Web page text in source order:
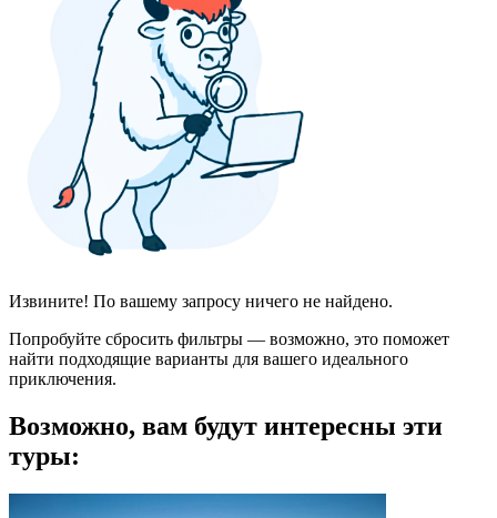
Извините! По вашему запросу ничего не найдено.
Попробуйте сбросить фильтры — возможно, это поможет
найти подходящие варианты для вашего идеального
приключения.
Возможно, вам будут интересны эти
туры: